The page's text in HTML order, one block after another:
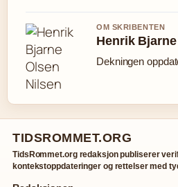
OM SKRIBENTEN
Henrik
Dekningen
TIDSROMMET.ORG
TidsRommet.org redaksjon publiserer
kontekstoppdateringer og rettelser med